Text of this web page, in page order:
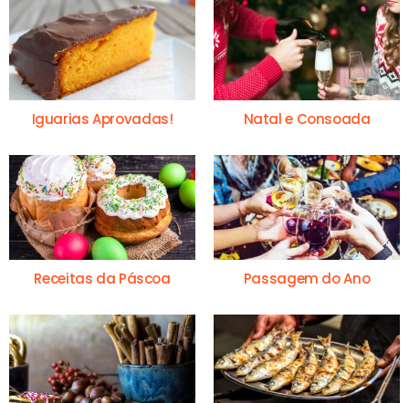
Iguarias Aprovadas! Natal e Consoada
Receitas da Páscoa Passagem do Ano